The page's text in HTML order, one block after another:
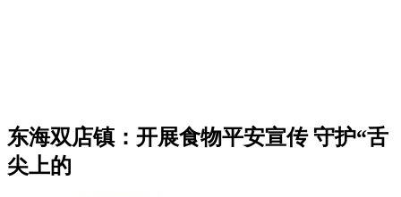
东海双店镇：开展食物平安宣传 守护“舌
尖上的